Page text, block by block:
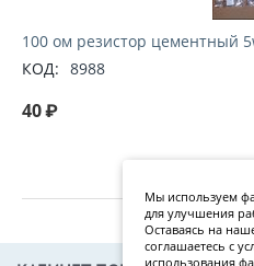
100 ом резистор цементный
КОД: 8988
40₽
Мы используем
для улучшения
Оставаясь на
соглашаетесь с
использования